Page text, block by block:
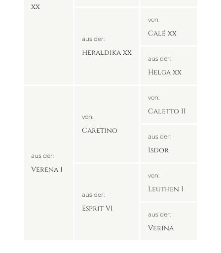
xx
aus der:
Heraldika xx
von:
Calé xx
aus der:
Helga xx
aus der:
Verena I
von:
Caretino
von:
Caletto II
aus der:
Isdor
aus der:
Esprit VI
von:
Leuthen I
aus der:
Verina